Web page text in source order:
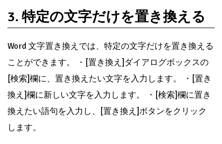
3. 特定の文字だけを置き換える
Word 文字置き換えでは、特定の文字だけを置き換える
ことができます。 ・[置き換え]ダイアログボックスの
[検索]欄に、置き換えたい文字を入力します。 ・[置き
換え]欄に新しい文字を入力します。 ・[検索]欄に置き
換えたい語句を入力し、[置き換え]ボタンをクリック
します。